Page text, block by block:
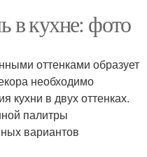
в кухне: фото
оттенками образует
необходимо
кухни в двух оттенках.
палитры
вариантов